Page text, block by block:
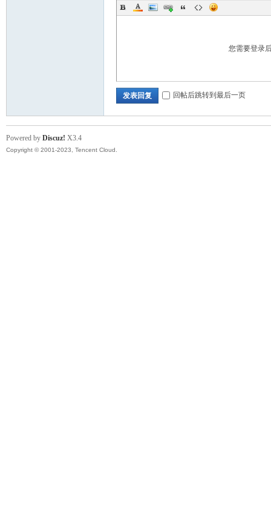
您需要登录
发表回复 回帖后跳转到最后一页
Powered by Discuz! X3.4
Copyright © 2001-2023, Tencent Cloud.